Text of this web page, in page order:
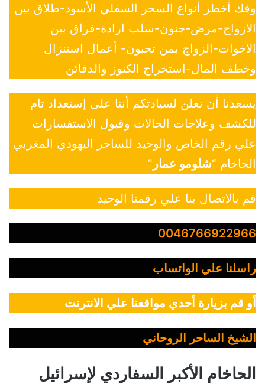
وفك أخطر أنواع السحر السفلي الأسود-طلاق بين
الازواج-مرض-جنون-سلب ارادة-فراق بين
الاخوات-الزواج بمن تحبون- أعمال استنزال
وخطف المال-استخراج الكنوز والدفائن
يسعدنا أن نعلن لسيادتكم أننا على إستعداد تام
للكشف وعلاجات الحالات وقبول الاستفسارات
علي رقم الخاص والوحيد للساحر اليهودي المغربي
الحاخام “شلومو عمار ”
قم بالاتصال بنا علي رقمنا الوحيد
0046766922966
راسلنا علي الواتساب
أو قم بزيارة أحدي مواقعنا علي الانترنت
الشيخ الساحر الروحاني
الحاخام الأكبر السفاردي لإسرائيل